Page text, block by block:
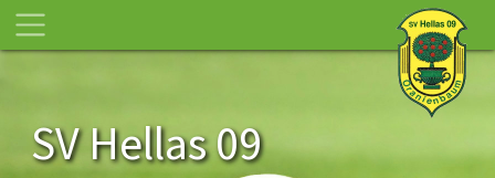
SV Hellas 09